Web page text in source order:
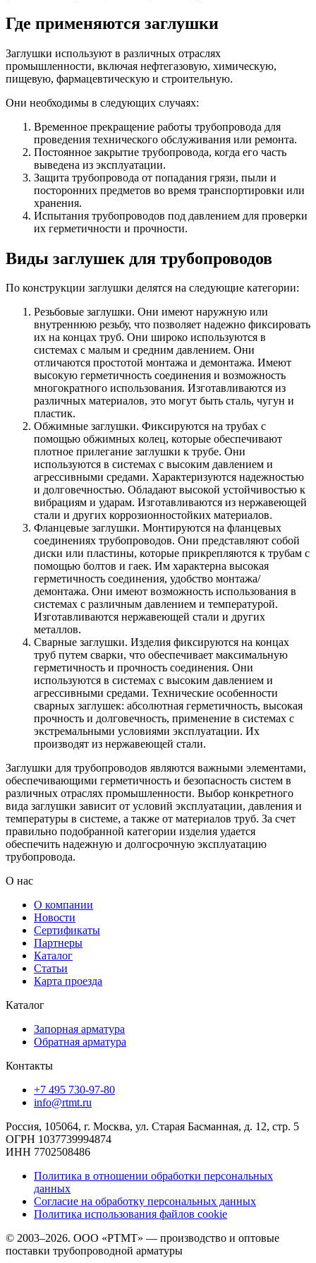
Где применяются заглушки
Заглушки используют в различных отраслях
промышленности, включая нефтегазовую, химическую,
пищевую, фармацевтическую и строительную.
Они необходимы в следующих случаях:
Временное прекращение работы трубопровода для
проведения технического обслуживания или ремонта.
Постоянное закрытие трубопровода, когда его часть
выведена из эксплуатации.
Защита трубопровода от попадания грязи, пыли и
посторонних предметов во время транспортировки или
хранения.
Испытания трубопроводов под давлением для проверки
их герметичности и прочности.
Виды заглушек для трубопроводов
По конструкции заглушки делятся на следующие категории:
Резьбовые заглушки. Они имеют наружную или
внутреннюю резьбу, что позволяет надежно фиксировать
их на концах труб. Они широко используются в
системах с малым и средним давлением. Они
отличаются простотой монтажа и демонтажа. Имеют
высокую герметичность соединения и возможность
многократного использования. Изготавливаются из
различных материалов, это могут быть сталь, чугун и
пластик.
Обжимные заглушки. Фиксируются на трубах с
помощью обжимных колец, которые обеспечивают
плотное прилегание заглушки к трубе. Они
используются в системах с высоким давлением и
агрессивными средами. Характеризуются надежностью
и долговечностью. Обладают высокой устойчивостью к
вибрациям и ударам. Изготавливаются из нержавеющей
стали и других коррозионностойких материалов.
Фланцевые заглушки. Монтируются на фланцевых
соединениях трубопроводов. Они представляют собой
диски или пластины, которые прикрепляются к трубам с
помощью болтов и гаек. Им характерна высокая
герметичность соединения, удобство монтажа/
демонтажа. Они имеют возможность использования в
системах с различным давлением и температурой.
Изготавливаются нержавеющей стали и других
металлов.
Сварные заглушки. Изделия фиксируются на концах
труб путем сварки, что обеспечивает максимальную
герметичность и прочность соединения. Они
используются в системах с высоким давлением и
агрессивными средами. Технические особенности
сварных заглушек: абсолютная герметичность, высокая
прочность и долговечность, применение в системах с
экстремальными условиями эксплуатации. Их
производят из нержавеющей стали.
Заглушки для трубопроводов являются важными элементами,
обеспечивающими герметичность и безопасность систем в
различных отраслях промышленности. Выбор конкретного
вида заглушки зависит от условий эксплуатации, давления и
температуры в системе, а также от материалов труб. За счет
правильно подобранной категории изделия удается
обеспечить надежную и долгосрочную эксплуатацию
трубопровода.
О нас
О компании
Новости
Сертификаты
Партнеры
Каталог
Статьи
Карта проезда
Каталог
Запорная арматура
Обратная арматура
Контакты
+7 495 730-97-80
info@rtmt.ru
Россия, 105064, г. Москва, ул. Старая Басманная, д. 12, стр. 5
ОГРН 1037739994874
ИНН 7702508486
Политика в отношении обработки персональных
данных
Согласие на обработку персональных данных
Политика использования файлов cookie
© 2003–2026. ООО «РТМТ» — производство и оптовые
поставки трубопроводной арматуры